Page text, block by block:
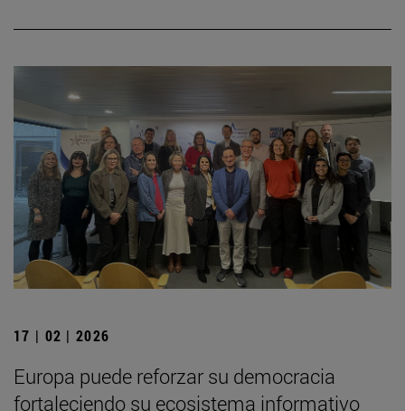
17 | 02 | 2026
Europa puede reforzar su democracia
fortaleciendo su ecosistema informativo